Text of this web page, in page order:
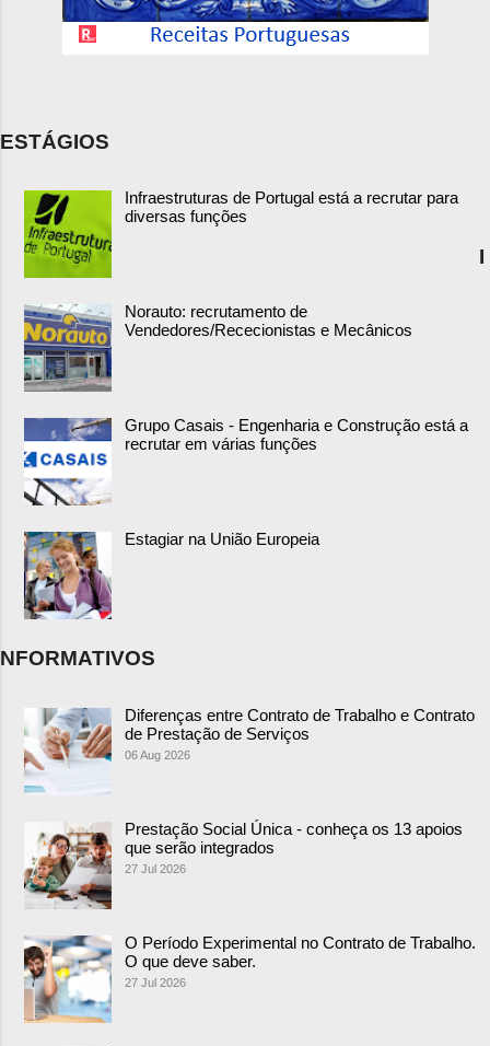
ESTÁGIOS
Infraestruturas de Portugal está a recrutar para
diversas funções
Norauto: recrutamento de
Vendedores/Rececionistas e Mecânicos
Grupo Casais - Engenharia e Construção está a
recrutar em várias funções
Estagiar na União Europeia
I
NFORMATIVOS
Diferenças entre Contrato de Trabalho e Contrato
de Prestação de Serviços
06 Aug 2026
Prestação Social Única - conheça os 13 apoios
que serão integrados
27 Jul 2026
O Período Experimental no Contrato de Trabalho.
O que deve saber.
27 Jul 2026